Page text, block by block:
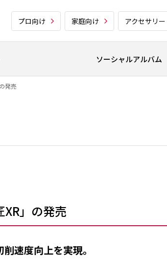
プロ向け 家庭向け アクセサリー
ソーシャルアルバム
発売
」の発売
速度向上を実現。